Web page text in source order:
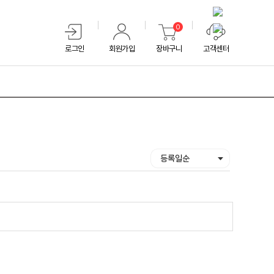
로그인 회원가입
0
장바구니 고객센터
등록일순